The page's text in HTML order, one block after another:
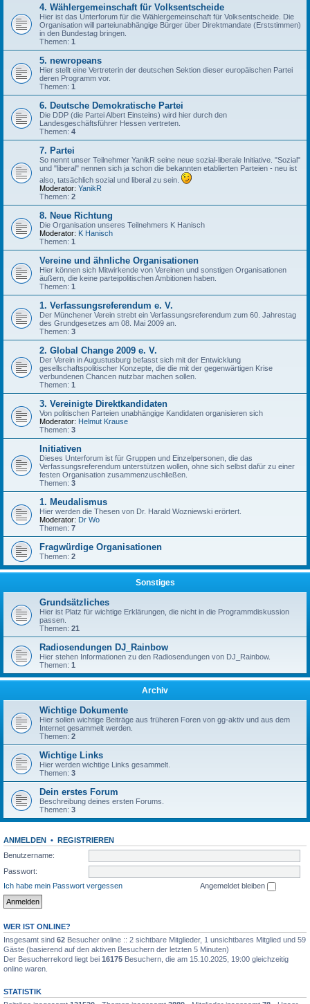
4. Wählergemeinschaft für Volksentscheide
Hier ist das Unterforum für die Wählergemeinschaft für Volksentscheide. Die
Organisation will parteiunabhängige Bürger über Direktmandate (Erststimmen)
in den Bundestag bringen.
Themen: 1
5. newropeans
Hier stellt eine Vertreterin der deutschen Sektion dieser europäischen Partei
deren Programm vor.
Themen: 1
6. Deutsche Demokratische Partei
Die DDP (die Partei Albert Einsteins) wird hier durch den
Landesgeschäftsführer Hessen vertreten.
Themen: 4
7. Partei
So nennt unser Teilnehmer YanikR seine neue sozial-liberale Initiative. "Sozial"
und "liberal" nennen sich ja schon die bekannten etablierten Parteien - neu ist
also, tatsächlich sozial und liberal zu sein.
Moderator: YanikR
Themen: 2
8. Neue Richtung
Die Organisation unseres Teilnehmers K Hanisch
Moderator: K Hanisch
Themen: 1
Vereine und ähnliche Organisationen
Hier können sich Mitwirkende von Vereinen und sonstigen Organisationen
äußern, die keine parteipolitischen Ambitionen haben.
Themen: 1
1. Verfassungsreferendum e. V.
Der Münchener Verein strebt ein Verfassungsreferendum zum 60. Jahrestag
des Grundgesetzes am 08. Mai 2009 an.
Themen: 3
2. Global Change 2009 e. V.
Der Verein in Augustusburg befasst sich mit der Entwicklung
gesellschaftspolitischer Konzepte, die die mit der gegenwärtigen Krise
verbundenen Chancen nutzbar machen sollen.
Themen: 1
3. Vereinigte Direktkandidaten
Von politischen Parteien unabhängige Kandidaten organisieren sich
Moderator: Helmut Krause
Themen: 3
Initiativen
Dieses Unterforum ist für Gruppen und Einzelpersonen, die das
Verfassungsreferendum unterstützen wollen, ohne sich selbst dafür zu einer
festen Organisation zusammenzuschließen.
Themen: 3
1. Meudalismus
Hier werden die Thesen von Dr. Harald Wozniewski erörtert.
Moderator: Dr Wo
Themen: 7
Fragwürdige Organisationen
Themen: 2
Sonstiges
Grundsätzliches
Hier ist Platz für wichtige Erklärungen, die nicht in die Programmdiskussion
passen.
Themen: 21
Radiosendungen DJ_Rainbow
Hier stehen Informationen zu den Radiosendungen von DJ_Rainbow.
Themen: 1
Archiv
Wichtige Dokumente
Hier sollen wichtige Beiträge aus früheren Foren von gg-aktiv und aus dem
Internet gesammelt werden.
Themen: 2
Wichtige Links
Hier werden wichtige Links gesammelt.
Themen: 3
Dein erstes Forum
Beschreibung deines ersten Forums.
Themen: 3
ANMELDEN • REGISTRIEREN
Benutzername:
Passwort:
Ich habe mein Passwort vergessen
Angemeldet bleiben
WER IST ONLINE?
Insgesamt sind 62 Besucher online :: 2 sichtbare Mitglieder, 1 unsichtbares Mitglied und 59
Gäste (basierend auf den aktiven Besuchern der letzten 5 Minuten)
Der Besucherrekord liegt bei 16175 Besuchern, die am 15.10.2025, 19:00 gleichzeitig
online waren.
STATISTIK